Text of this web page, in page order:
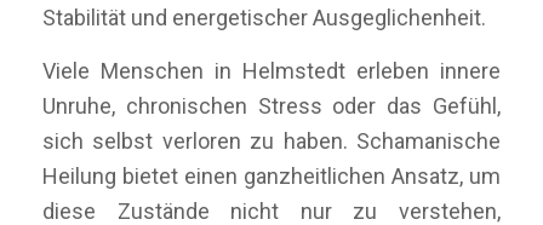
Stabilität und energetischer Ausgeglichenheit.
Viele Menschen in Helmstedt erleben innere
Unruhe, chronischen Stress oder das Gefühl,
sich selbst verloren zu haben. Schamanische
Heilung bietet einen ganzheitlichen Ansatz, um
diese Zustände nicht nur zu verstehen,